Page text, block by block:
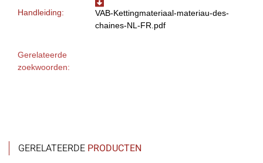
Handleiding:
VAB-Kettingmateriaal-materiau-des-
chaines-NL-FR.pdf
Gerelateerde
zoekwoorden:
GERELATEERDE PRODUCTEN